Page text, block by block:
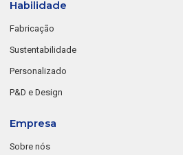
Habilidade
Fabricação
Sustentabilidade
Personalizado
P&D e Design
Empresa
Sobre nós